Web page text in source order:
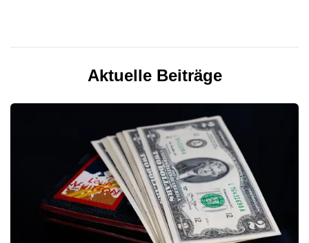
Aktuelle Beiträge